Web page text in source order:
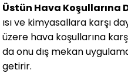
Üstün Hava Koşullarına
ısı ve kimyasallara karşı
üzere hava koşullarına
da onu dış mekan
getirir.